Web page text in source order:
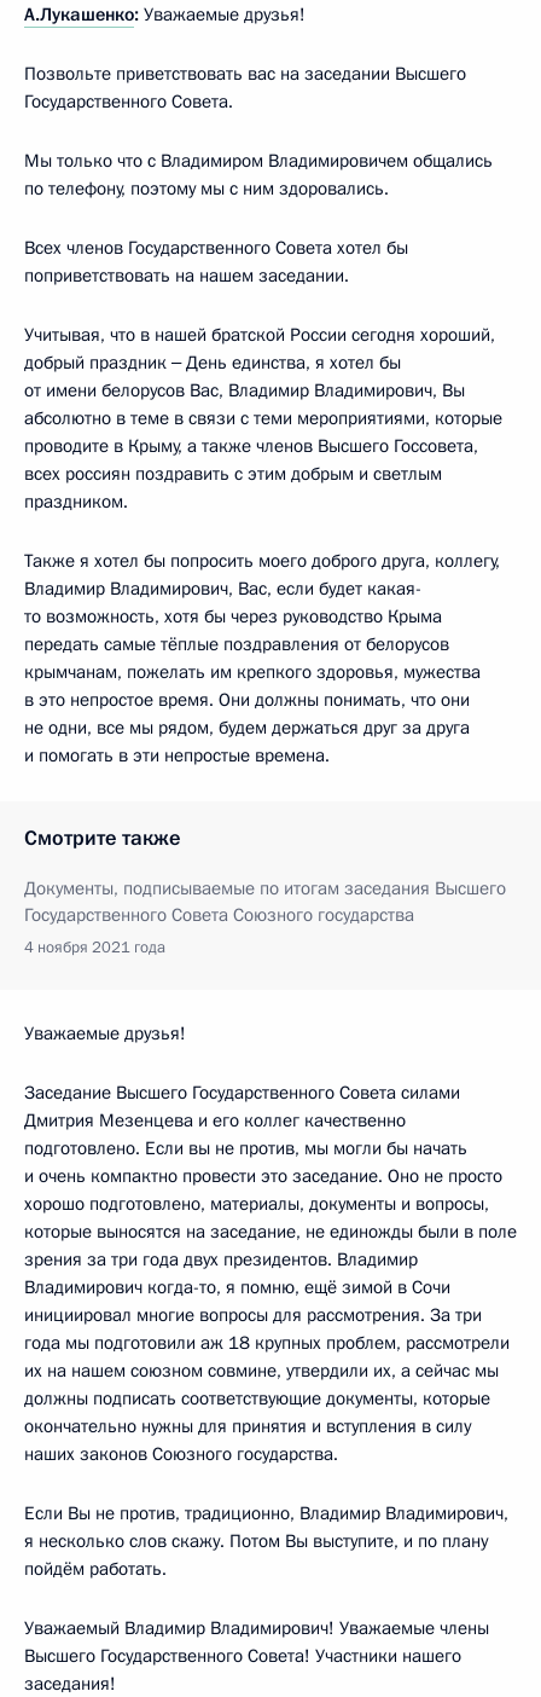
А.Лукашенко: Уважаемые друзья!
Позвольте приветствовать вас на заседании Высшего
Государственного Совета.
Мы только что с Владимиром Владимировичем общались
по телефону, поэтому мы с ним здоровались.
Всех членов Государственного Совета хотел бы
поприветствовать на нашем заседании.
Учитывая, что в нашей братской России сегодня хороший,
добрый праздник ‒ День единства, я хотел бы
от имени белорусов Вас, Владимир Владимирович, Вы
абсолютно в теме в связи с теми мероприятиями, которые
проводите в Крыму, а также членов Высшего Госсовета,
всех россиян поздравить с этим добрым и светлым
праздником.
Также я хотел бы попросить моего доброго друга, коллегу,
Владимир Владимирович, Вас, если будет какая-
то возможность, хотя бы через руководство Крыма
передать самые тёплые поздравления от белорусов
крымчанам, пожелать им крепкого здоровья, мужества
в это непростое время. Они должны понимать, что они
не одни, все мы рядом, будем держаться друг за друга
и помогать в эти непростые времена.
Смотрите также
Документы, подписываемые по итогам заседания Высшего
Государственного Совета Союзного государства
4 ноября 2021 года
Уважаемые друзья!
Заседание Высшего Государственного Совета силами
Дмитрия Мезенцева и его коллег качественно
подготовлено. Если вы не против, мы могли бы начать
и очень компактно провести это заседание. Оно не просто
хорошо подготовлено, материалы, документы и вопросы,
которые выносятся на заседание, не единожды были в поле
зрения за три года двух президентов. Владимир
Владимирович когда-то, я помню, ещё зимой в Сочи
инициировал многие вопросы для рассмотрения. За три
года мы подготовили аж 18 крупных проблем, рассмотрели
их на нашем союзном совмине, утвердили их, а сейчас мы
должны подписать соответствующие документы, которые
окончательно нужны для принятия и вступления в силу
наших законов Союзного государства.
Если Вы не против, традиционно, Владимир Владимирович,
я несколько слов скажу. Потом Вы выступите, и по плану
пойдём работать.
Уважаемый Владимир Владимирович! Уважаемые члены
Высшего Государственного Совета! Участники нашего
заседания!